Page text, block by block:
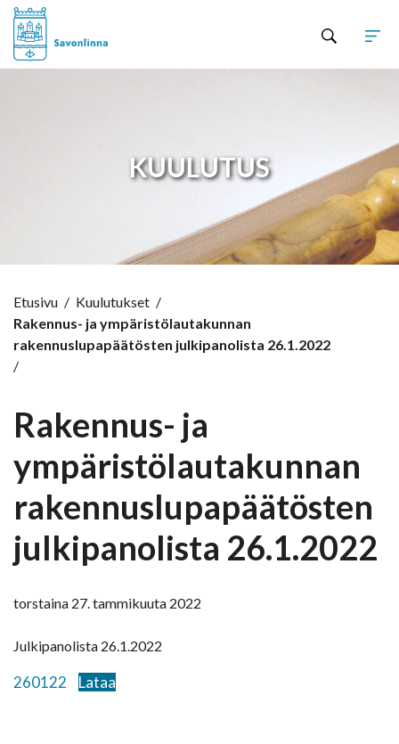
KUULUTUS
Etusivu / Kuulutukset /
Rakennus- ja ympäristölautakunnan
rakennuslupapäätösten julkipanolista 26.1.2022
/
Rakennus- ja
ympäristölautakunnan
rakennuslupapäätösten
julkipanolista 26.1.2022
torstaina 27. tammikuuta 2022
Julkipanolista 26.1.2022
260122 Lataa